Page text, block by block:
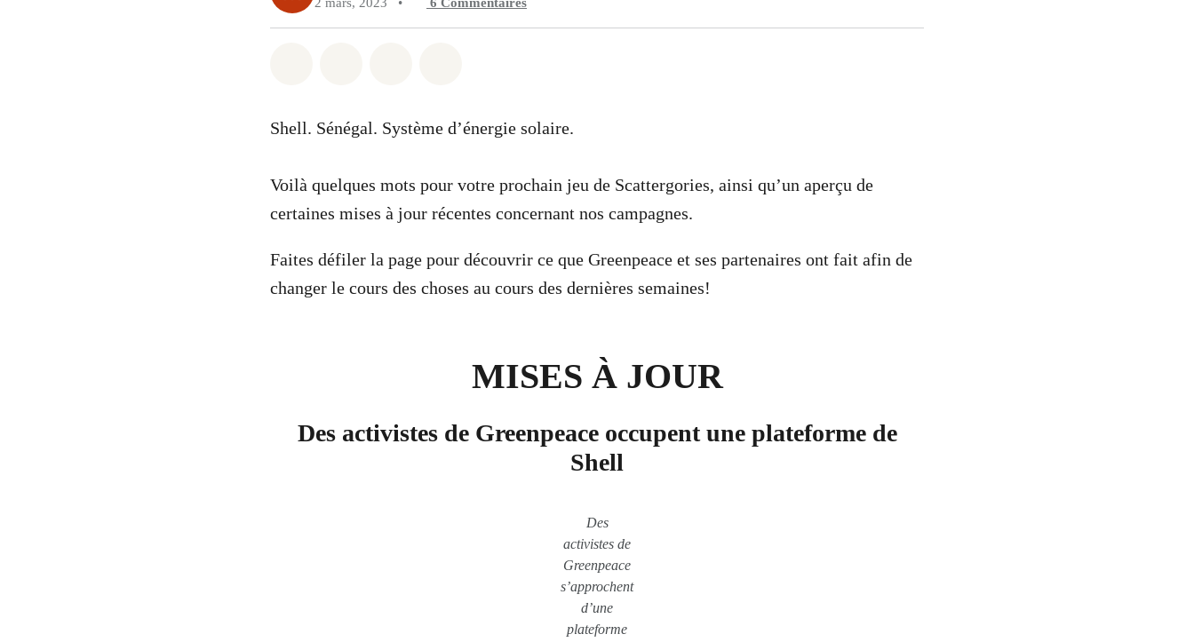
Shell. Sénégal. Système d’énergie solaire.
Voilà quelques mots pour votre prochain jeu de Scattergories, ainsi qu’un aperçu de
certaines mises à jour récentes concernant nos campagnes.
Faites défiler la page pour découvrir ce que Greenpeace et ses partenaires ont fait afin de
changer le cours des choses au cours des dernières semaines!
MISES À JOUR
Des activistes de Greenpeace occupent une plateforme de
Shell
Des
activistes de
Greenpeace
s’approchent
d’une
plateforme